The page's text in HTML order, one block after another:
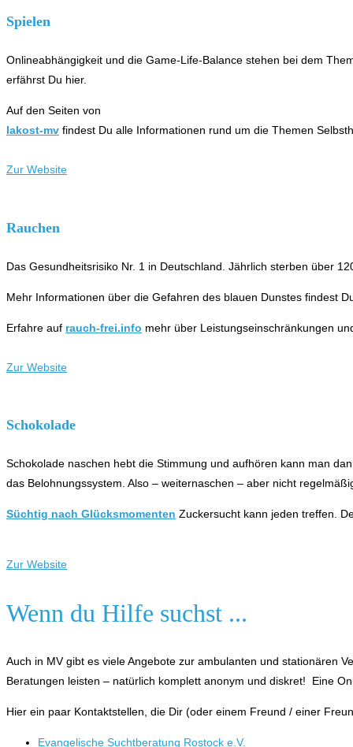
Spielen
Onlineabhängigkeit und die Game-Life-Balance stehen bei dem
erfährst Du hier.
Auf den Seiten von
lakost-mv findest Du alle Informationen rund um die Themen
Zur Website
Rauchen
Das Gesundheitsrisiko Nr. 1 in Deutschland. Jährlich sterben über
Mehr Informationen über die Gefahren des blauen Dunstes findest
Erfahre auf rauch-frei.info mehr über Leistungseinschränkungen
Zur Website
Schokolade
Schokolade naschen hebt die Stimmung und aufhören kann man
das Belohnungssystem. Also – weiternaschen – aber nicht
Süchtig nach Glücksmomenten Zuckersucht kann jeden treffen.
Zur Website
Wenn du Hilfe suchst ...
Auch in MV gibt es viele Angebote zur ambulanten und sta­tio­nären
Beratungen leisten – natürlich komplett anonym und diskret! Eine
Hier ein paar Kontaktstellen, die Dir (oder einem Freund / einer
Evangelische Suchtberatung Rostock e.V.